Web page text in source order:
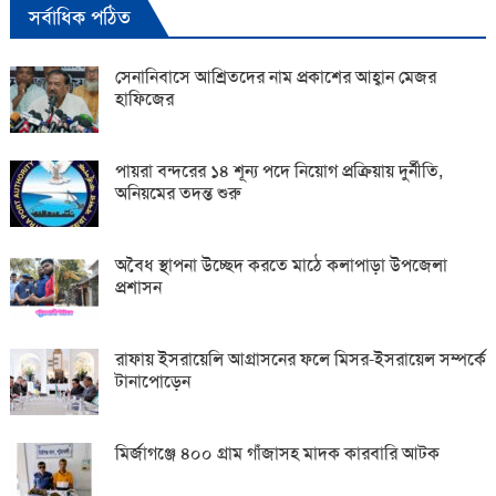
সর্বাধিক পঠিত
সেনানিবাসে আশ্রিতদের নাম প্রকাশের আহ্বান মেজর
হাফিজের
পায়রা বন্দরের ১৪ শূন্য পদে নিয়োগ প্রক্রিয়ায় দুর্নীতি,
অনিয়মের তদন্ত শুরু
অবৈধ স্থাপনা উচ্ছেদ করতে মাঠে কলাপাড়া উপজেলা
প্রশাসন
রাফায় ইসরায়েলি আগ্রাসনের ফলে মিসর-ইসরায়েল সম্পর্কে
টানাপোড়েন
মির্জাগঞ্জে ৪০০ গ্রাম গাঁজাসহ মাদক কারবারি আটক